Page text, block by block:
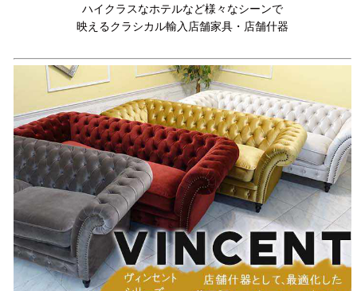
ハイクラスなホテルなど様々なシーンで
映えるクラシカル輸入店舗家具・店舗什器